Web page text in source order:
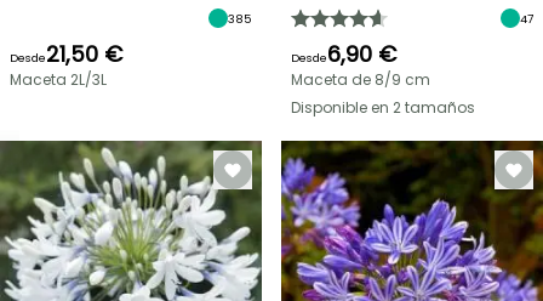
OFERTA
RELÁMPAGO
¡HASTA
UN
30
%
DE
BULBOS
DE
385
Desde21,50 €
Maceta 2L/3L
47
Desde6,90 €
Maceta de 8/9 cm
Disponible en 2 tamaños